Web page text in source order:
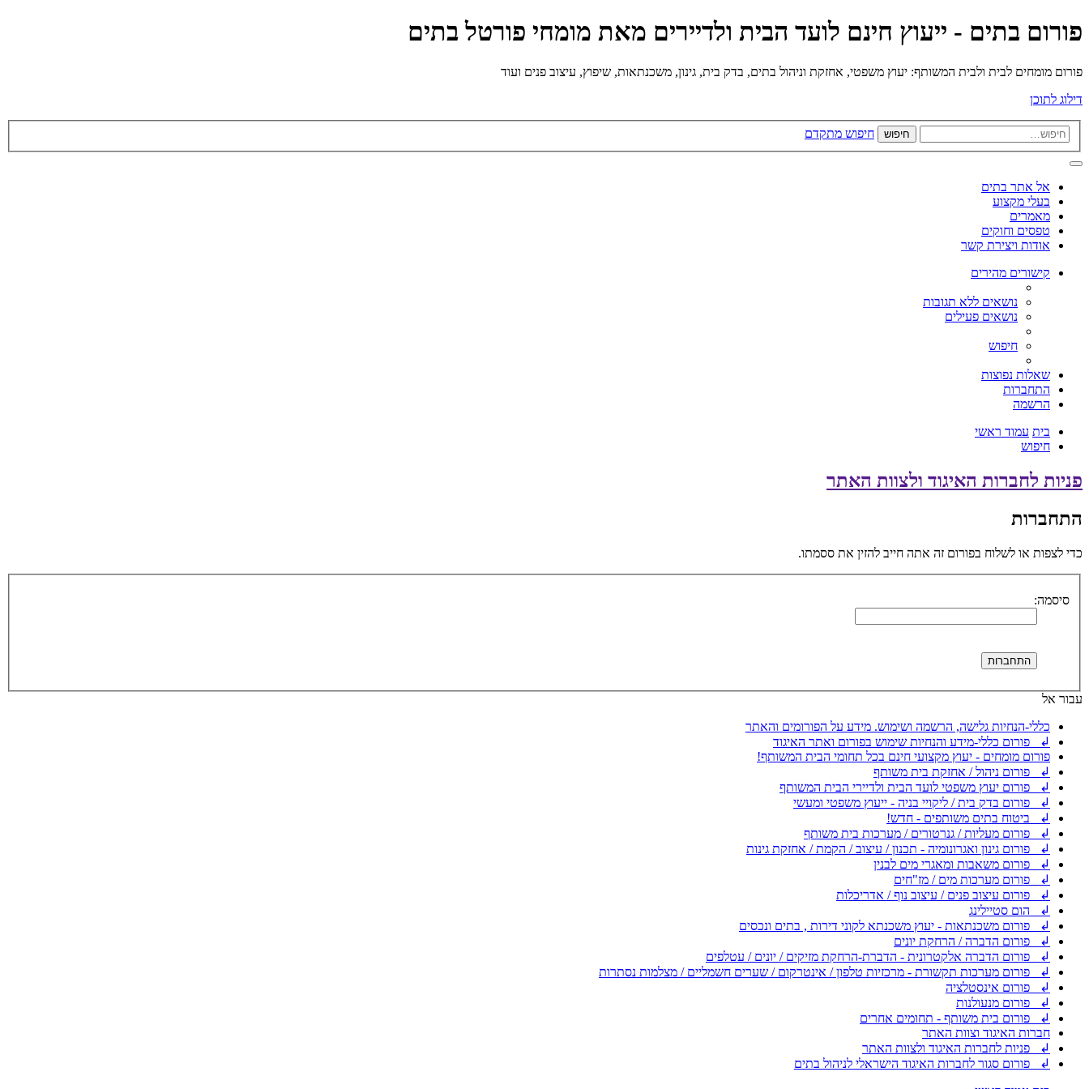
פורום בתים - ייעוץ חינם לועד הבית ולדיירים מאת מומחי פורטל בתים
פורום מומחים לבית ולבית המשותף: יעוץ משפטי, אחזקת וניהול בתים, בדק בית, גינון, משכנתאות, שיפוץ, עיצוב פנים ועוד
דילוג לתוכן
חיפוש חיפוש מתקדם
אל אתר בתים
בעלי מקצוע
מאמרים
טפסים וחוקים
אודות ויצירת קשר
קישורים מהירים
נושאים ללא תגובות
נושאים פעילים
חיפוש
שאלות נפוצות
התחברות
הרשמה
בית עמוד ראשי
חיפוש
פניות לחברות האיגוד ולצוות האתר
התחברות
כדי לצפות או לשלוח בפורום זה אתה חייב להזין את ססמתו.
סיסמה:
עבור אל
כללי-הנחיות גלישה, הרשמה ושימוש. מידע על הפורומים והאתר
↲ פורום כללי-מידע והנחיות שימוש בפורום ואתר האיגוד
פורום מומחים - יעוץ מקצועי חינם בכל תחומי הבית המשותף!
↲ פורום ניהול / אחזקת בית משותף
↲ פורום יעוץ משפטי לועד הבית ולדיירי הבית המשותף
↲ פורום בדק בית / ליקויי בניה - ייעוץ משפטי ומעשי
↲ ביטוח בתים משותפים - חדש!
↲ פורום מעליות / גנרטורים / מערכות בית משותף
↲ פורום גינון ואגרונומיה - תכנון / עיצוב / הקמת / אחזקת גינות
↲ פורום משאבות ומאגרי מים לבנין
↲ פורום מערכות מים / מז"חים
↲ פורום עיצוב פנים / עיצוב נוף / אדריכלות
↲ הום סטיילינג
↲ פורום משכנתאות - יעוץ משכנתא לקוני דירות , בתים ונכסים
↲ פורום הדברה / הרחקת יונים
↲ פורום הדברה אלקטרונית - הדברת-הרחקת מזיקים / יונים / עטלפים
↲ פורום מערכות תקשורת - מרכזיות טלפון / אינטרקום / שערים חשמליים / מצלמות נסתרות
↲ פורום אינסטלציה
↲ פורום מנעולנות
↲ פורום בית משותף - תחומים אחרים
חברות האיגוד וצוות האתר
↲ פניות לחברות האיגוד ולצוות האתר
↲ פורום סגור לחברות האיגוד הישראלי לניהול בתים